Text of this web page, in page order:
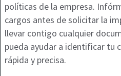
políticas de la empresa.
cargos antes de solicitar la
llevar contigo cualquier
pueda ayudar a identificar tu
rápida y precisa.